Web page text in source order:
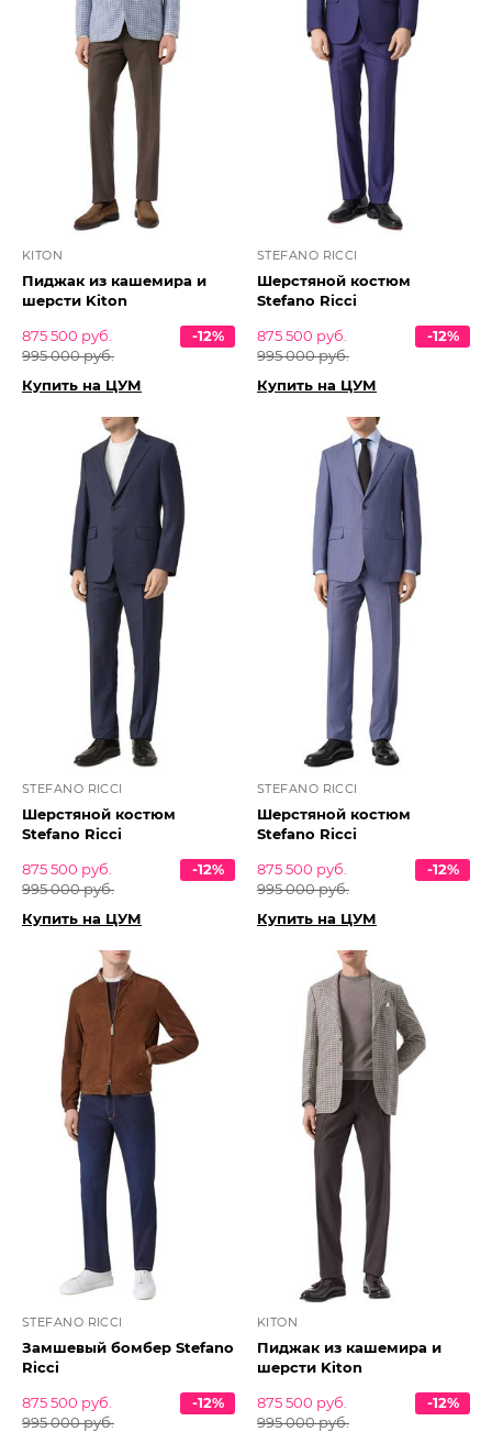
KITON
Пиджак из кашемира и
шерсти Kiton
875 500 руб.
995 000 руб.
-12%
Купить на ЦУМ
STEFANO RICCI
Шерстяной костюм
Stefano Ricci
875 500 руб.
995 000 руб.
-12%
Купить на ЦУМ
STEFANO RICCI
Шерстяной костюм
Stefano Ricci
875 500 руб.
995 000 руб.
-12%
Купить на ЦУМ
STEFANO RICCI
Шерстяной костюм
Stefano Ricci
875 500 руб.
995 000 руб.
-12%
Купить на ЦУМ
STEFANO RICCI
Замшевый бомбер Stefano
Ricci
875 500 руб.
995 000 руб.
-12%
KITON
Пиджак из кашемира и
шерсти Kiton
875 500 руб.
995 000 руб.
-12%